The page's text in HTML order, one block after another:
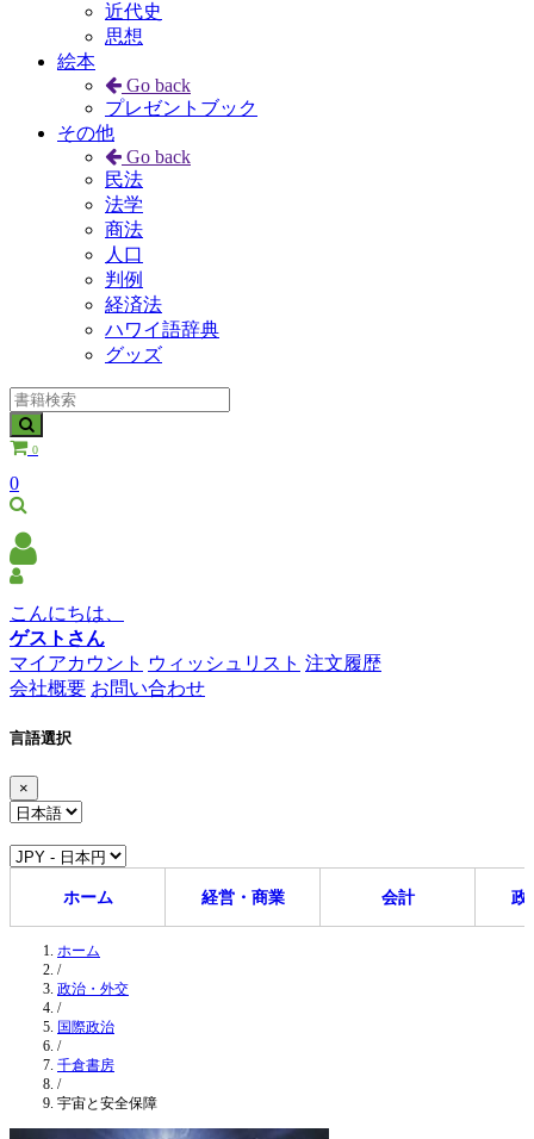
近代史
思想
絵本
Go back
プレゼントブック
その他
Go back
民法
法学
商法
人口
判例
経済法
ハワイ語辞典
グッズ
0
0
こんにちは、
ゲストさん
マイアカウント ウィッシュリスト 注文履歴
会社概要 お問い合わせ
言語選択
×
ホーム 経営・商業 会計 政
ホーム
/
政治・外交
/
国際政治
/
千倉書房
/
宇宙と安全保障